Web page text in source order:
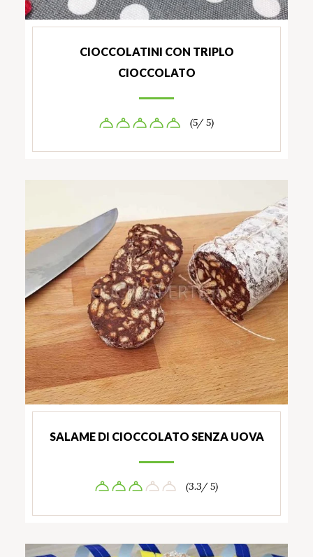
CIOCCOLATINI CON TRIPLO
CIOCCOLATO
(5/ 5)
SALAME DI CIOCCOLATO SENZA UOVA
(3.3/ 5)